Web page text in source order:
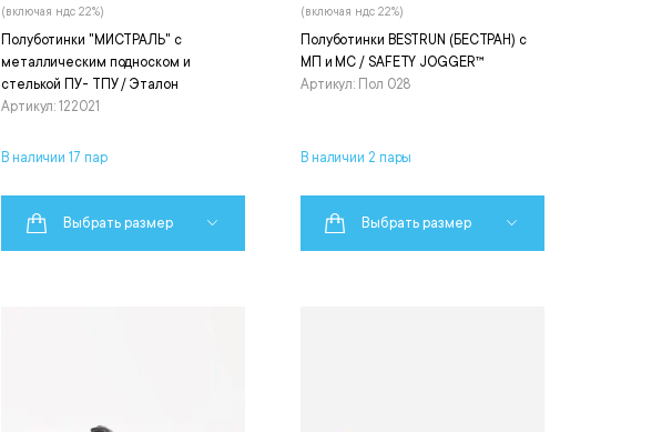
Полуботинки "МИСТРАЛЬ" с
металлическим подноском и
стелькой ПУ- ТПУ / Эталон
Артикул: 122021
(включая ндс 22%)
В наличии 17 пар
Выбрать размер
Полуботинки BESTRUN (БЕСТРАН) с
МП и МС / SAFETY JOGGER™
Артикул: Пол 028
(включая ндс 22%)
В наличии 2 пары
Выбрать размер